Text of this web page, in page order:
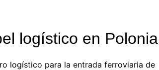
logístico en Polonia
logístico para la entrada ferroviaria de